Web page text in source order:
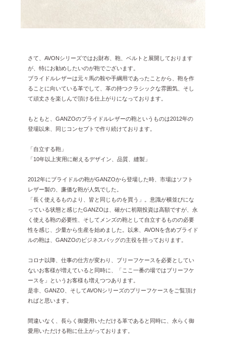
さて、AVONシリーズではお財布、鞄、ベルトと展開しております
が、特にお勧めしたいのが鞄でございます。
ブライドルレザーは元々馬の鞍や手綱用であったことから、鞄を作
ることに向いている革でして、革の持つクラシックな雰囲気、そし
て頑丈さを楽しんで頂ける仕上がりになっております。
もともと、GANZOのブライドルレザーの鞄というものは2012年の
登場以来、同じコンセプトで作り続けております。
「自立する鞄」
「10年以上実用に耐えるデザイン、品質、縫製」
2012年にブライドルの鞄がGANZOから登場した時、市場はソフト
レザー製の、廉価な鞄が人気でした。
「長く使えるものより、皆と同じものを買う」。意識が横並びにな
っている状態と感じたGANZOは、確かに初期投資は高額ですが、永
く使える鞄の必要性、そしてメンズの鞄として自立するものの必要
性を感じ、少量から生産を始めました。以来、AVONを含めブライド
ルの鞄は、GANZOのビジネスバッグの主役を担っております。
コロナ以降、仕事の仕方が変わり、ブリーフケースを必要としてい
ないお客様が増えていると同時に、「ここ一番の場ではブリーフケ
ースを」というお客様も増えつつあります。
是非、GANZO、そしてAVONシリーズのブリーフケースをご覧頂け
ればと思います。
間違いなく、長らく御愛用いただける革であると同時に、永らく御
愛用いただける鞄に仕上がっております。